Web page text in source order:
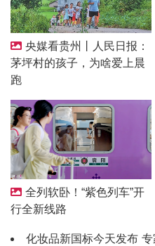
央媒看贵州丨人民日报：
茅坪村的孩子，为啥爱上晨
跑
全列软卧！“紫色列车”开
行全新线路
化妆品新国标今天发布